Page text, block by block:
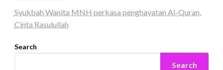
Syukbah Wanita MNH perkasa penghayatan Al-Quran,
Cinta Rasulullah
Search
Search